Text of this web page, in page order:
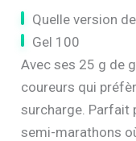
Quelle version
Gel 100
Avec ses 25 g de
coureurs qui
surcharge. Parfait
semi-marathons